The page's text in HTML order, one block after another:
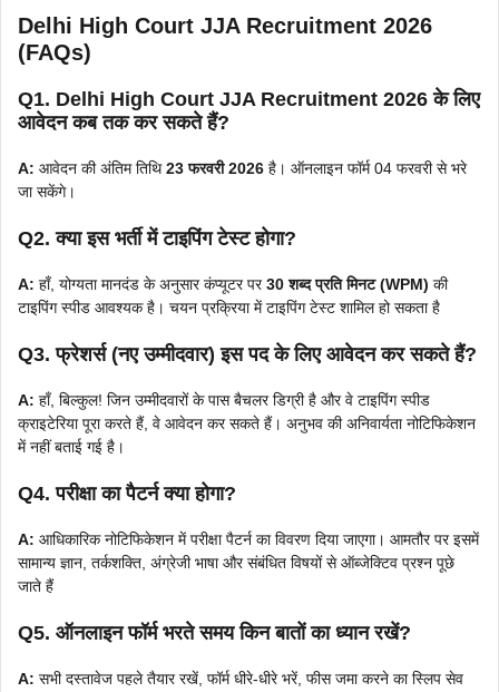
Delhi High Court JJA Recruitment 2026
(FAQs)
Q1. Delhi High Court JJA Recruitment 2026 के लिए
आवेदन कब तक कर सकते हैं?
A: आवेदन की अंतिम तिथि23 फरवरी 2026 है। ऑनलाइन फॉर्म 04 फरवरी से भरे
जा सकेंगे।
Q2. क्या इस भर्ती में टाइपिंग टेस्ट होगा?
A: हाँ, योग्यता मानदंड के अनुसार कंप्यूटर पर30 शब्द प्रति मिनट (WPM) की
टाइपिंग स्पीड आवश्यक है। चयन प्रक्रिया में टाइपिंग टेस्ट शामिल हो सकता है
Q3. फ्रेशर्स (नए उम्मीदवार) इस पद के लिए आवेदन कर सकते हैं?
A: हाँ, बिल्कुल! जिन उम्मीदवारों के पास बैचलर डिग्री है और वे टाइपिंग स्पीड
क्राइटेरिया पूरा करते हैं, वे आवेदन कर सकते हैं। अनुभव की अनिवार्यता नोटिफिकेशन
में नहीं बताई गई है।
Q4. परीक्षा का पैटर्न क्या होगा?
A: आधिकारिक नोटिफिकेशन में परीक्षा पैटर्न का विवरण दिया जाएगा। आमतौर पर इसमें
सामान्य ज्ञान, तर्कशक्ति, अंग्रेजी भाषा और संबंधित विषयों से ऑब्जेक्टिव प्रश्न पूछे
जाते हैं
Q5. ऑनलाइन फॉर्म भरते समय किन बातों का ध्यान रखें?
A: सभी दस्तावेज पहले तैयार रखें, फॉर्म धीरे-धीरे भरें, फीस जमा करने का स्लिप सेव